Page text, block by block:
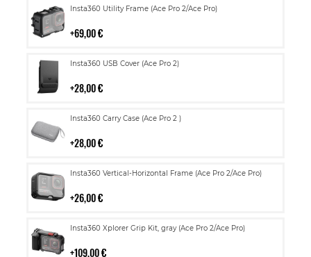
Insta360 Utility Frame (Ace Pro 2/Ace Pro)
69,00 €
Lisää
Insta360 USB Cover (Ace Pro 2)
28,00 €
Lisää
Insta360 Carry Case (Ace Pro 2 )
28,00 €
Lisää
Insta360 Vertical-Horizontal Frame (Ace Pro 2/Ace Pro)
26,00 €
Lisää
Insta360 Xplorer Grip Kit, gray (Ace Pro 2/Ace Pro)
109,00 €
Lisää